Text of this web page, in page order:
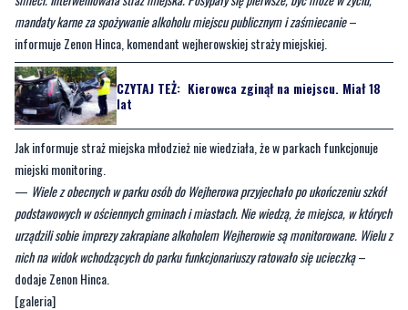
CZYTAJ TEŻ:Kierowca zginął na miejscu. Miał 18
lat
Jak informuje straż miejska młodzież nie wiedziała, że w parkach funkcjonuje
miejski monitoring.
—Wiele z obecnych w parku osób do Wejherowa przyjechało po ukończeniu szkół
podstawowych w ościennych gminach i miastach. Nie wiedzą, że miejsca, w których
urządzili sobie imprezy zakrapiane alkoholem Wejherowie są monitorowane. Wielu z
nich na widok wchodzących do parku funkcjonariuszy ratowało się ucieczką–
dodaje Zenon Hinca.
[galeria]
Straż Miejska w Wejherowie jako jedna z 19 straży miejskich i gminnych z
województwa pomorskiego, realizuje program „Bezpieczna droga do szkoły”. W
poniedziałkowej akcji udział wzięło ośmiu strażników. Program prowadzony